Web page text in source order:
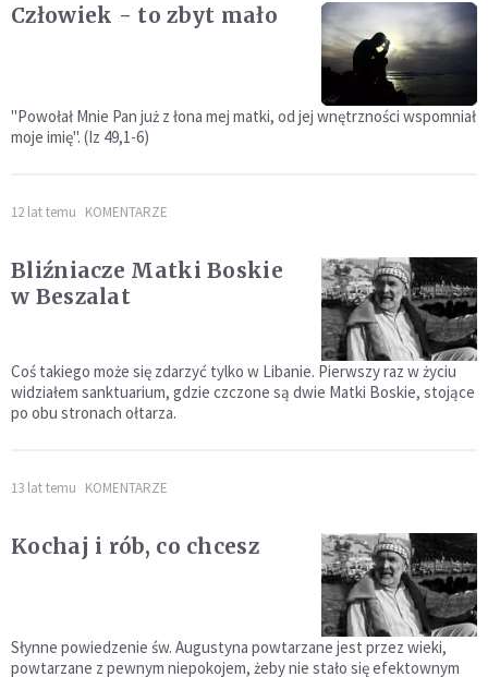
Człowiek - to zbyt mało
"Powołał Mnie Pan już z łona mej matki, od jej wnętrzności wspomniał
moje imię". (Iz 49,1-6)
12 lat temu KOMENTARZE
Bliźniacze Matki Boskie
w Beszalat
Coś takiego może się zdarzyć tylko w Libanie. Pierwszy raz w życiu
widziałem sanktuarium, gdzie czczone są dwie Matki Boskie, stojące
po obu stronach ołtarza.
13 lat temu KOMENTARZE
Kochaj i rób, co chcesz
Słynne powiedzenie św. Augustyna powtarzane jest przez wieki,
powtarzane z pewnym niepokojem, żeby nie stało się efektownym